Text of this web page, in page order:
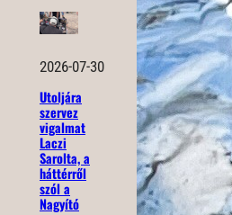
2026-07-30
Utoljára
szervez
vigalmat
Laczi
Sarolta, a
háttérről
szól a
Nagyító